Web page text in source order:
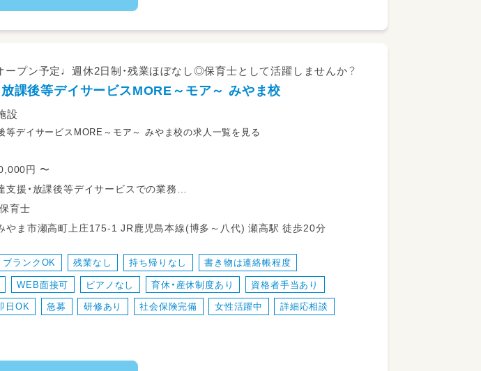
ープン予定♩週休2日制・残業ほぼなし◎保育士として活躍しませんか？
放課後等デイサービスMORE～モア～ みやま校
設
等デイサービスMORE～モア～ みやま校の求人一覧を見る
円 〜
支援・放課後等デイサービスでの業務
なお仕事内容】
グループ活動
保育士 保育士
福岡県みやま市瀬高町上庄175-1 JR鹿児島本線(博多～八代) 瀬高駅 徒歩20分
ブランクOK 残業なし 持ち帰りなし 書き物は連絡帳程度
WEB面接可 ピアノなし 育休・産休制度あり 資格者手当あり
日OK 急募 研修あり 社会保険完備 女性活躍中 詳細応相談